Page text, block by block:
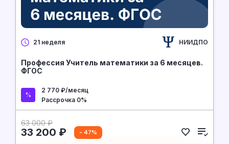
21 неделя НИИДПО
Профессия Учитель математики за 6 месяцев.
ФГОС
2 770 ₽/месяц
Рассрочка 0%
63 000 ₽
33 200 ₽ - 47%